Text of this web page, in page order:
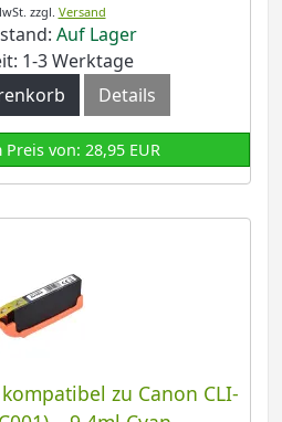
zzgl. Versand
Auf Lager
1-3 Werktage
Details
von: 28,95 EUR
zu Canon CLI-